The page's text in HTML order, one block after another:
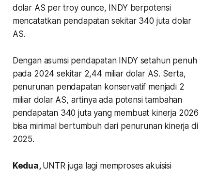
dolar AS per troy ounce, INDY berpotensi
mencatatkan pendapatan sekitar 340 juta dolar
AS.
Dengan asumsi pendapatan INDY setahun penuh
pada 2024 sekitar 2,44 miliar dolar AS. Serta,
penurunan pendapatan konservatif menjadi 2
miliar dolar AS, artinya ada potensi tambahan
pendapatan 340 juta yang membuat kinerja 2026
bisa minimal bertumbuh dari penurunan kinerja di
2025.
Kedua, UNTR juga lagi memproses akuisisi